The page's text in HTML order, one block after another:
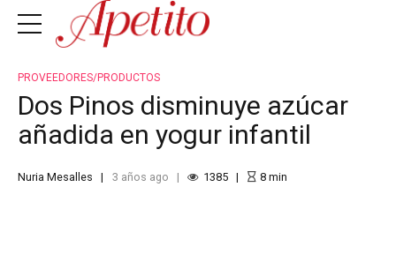
PROVEEDORES/PRODUCTOS
Dos Pinos disminuye azúcar
añadida en yogur infantil
Nuria Mesalles 3 años ago 1385 8min